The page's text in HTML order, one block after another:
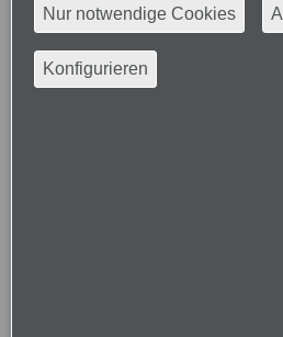
Nur notwendige Cookies
Konfigurieren